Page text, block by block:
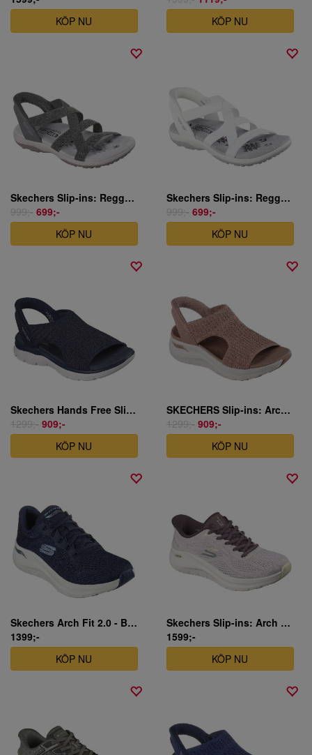
KÖP NU
KÖP NU
Skechers Slip-ins: Reggae Slim - Stretch Flex - Olivgrön
999;- 699;-
KÖP NU
Skechers Slip-ins: Reggae Slim - Stretch Flex - Vit
999;- 699;-
KÖP NU
Skechers Hands Free Slip - Summits - Sweetly Evolved
1299;- 909;-
KÖP NU
SKECHERS Slip-ins: Arch Fit 2.0 - My Everyday
1299;- 909;-
KÖP NU
Skechers Arch Fit 2.0 - Big League - sportsko dam
1399;-
KÖP NU
Skechers Slip-ins: Arch Fit 2.0 - Bold Motion - sportsko dam
1599;-
KÖP NU